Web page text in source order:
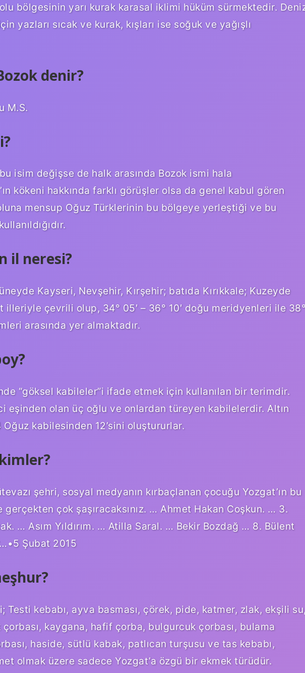
bölgesinin yarı kurak karasal iklimi hüküm sürmektedir.
yazları sıcak ve kurak, kışları ise soğuk ve yağışlı
denir?
M.S.
isim değişse de halk arasında Bozok ismi hala
kökeni hakkında farklı görüşler olsa da genel kabul gören
mensup Oğuz Türklerinin bu bölgeye yerleştiği ve bu
il neresi?
Kayseri, Nevşehir, Kırşehir; batıda Kırıkkale; Kuzeyde
illeriyle çevrili olup, 34° 05′ – 36° 10′ doğu meridyenleri ile
arasında yer almaktadır.
“göksel kabileler”i ifade etmek için kullanılan bir terimdir.
eşinden olan üç oğlu ve onlardan türeyen kabilelerdir. Altın
Oğuz kabilesinden 12’sini oluştururlar.
şehri, sosyal medyanın kırbaçlanan çocuğu Yozgat’ın bu
çok şaşıracaksınız. … Ahmet Hakan Coşkun. … 3.
… Asım Yıldırım. … Atilla Saral. … Bekir Bozdağ … 8. Bülent
Şubat 2015
Testi kebabı, ayva basması, çörek, pide, katmer, zlak, ekşili
kaygana, hafif çorba, bulgurcuk çorbası, bulama
haside, sütlü kabak, patlıcan turşusu ve tas kebabı,
olmak üzere sadece Yozgat’a özgü bir ekmek türüdür.